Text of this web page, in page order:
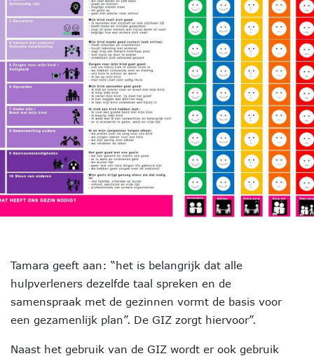
Tamara geeft aan: “het is belangrijk dat alle
hulpverleners dezelfde taal spreken en de
samenspraak met de gezinnen vormt de basis voor
een gezamenlijk plan”. De GIZ zorgt hiervoor”.
Naast het gebruik van de GIZ wordt er ook gebruik